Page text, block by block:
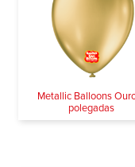
Metallic Balloons
polegadas